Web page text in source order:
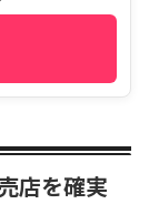
店を確実